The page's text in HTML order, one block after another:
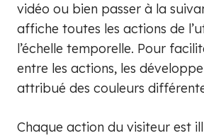
vidéo ou bien passer à la
affiche toutes les actions de
l’échelle temporelle. Pour
entre les actions, les
attribué des couleurs
Chaque action du visiteur est